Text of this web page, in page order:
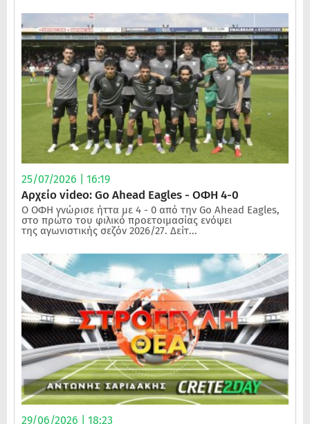
25/07/2026 | 16:19
Αρχείο video: Go Ahead Eagles - ΟΦΗ 4-0
Ο ΟΦΗ γνώρισε ήττα με 4 - 0 από την Go Ahead Eagles,
στο πρώτο του φιλικό προετοιμασίας ενόψει
της αγωνιστικής σεζόν 2026/27. Δείτ...
29/06/2026 | 18:23